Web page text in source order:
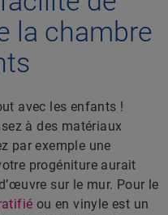
la chambre
avec les enfants !
à des matériaux
par exemple une
progéniture aurait
sur le mur. Pour le
ou en vinyle est un